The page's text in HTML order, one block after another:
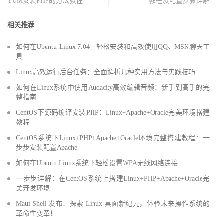
相关推荐
如何在Ubuntu Linux 7.04上轻松安装和高效使用QQ、MSN聊天工
具
Linux高效运行后台任务：全面解析几种实用方法与实践技巧
如何在Linux系统中使用Audacity高效编辑音频：新手到高手的完
整指南
CentOS下源码编译安装PHP：Linux+Apache+Oracle完美环境搭建
教程
CentOS系统下Linux+PHP+Apache+Oracle环境完整搭建教程：一
步步安装配置Apache
如何在Ubuntu Linux系统下轻松设置WPA无线网络连接
一步步详解：在CentOS系统上搭建Linux+PHP+Apache+Oracle完
美开发环境
Maui Shell 发布：探索 Linux 桌面新纪元，体验未来操作系统的
革命性变革！